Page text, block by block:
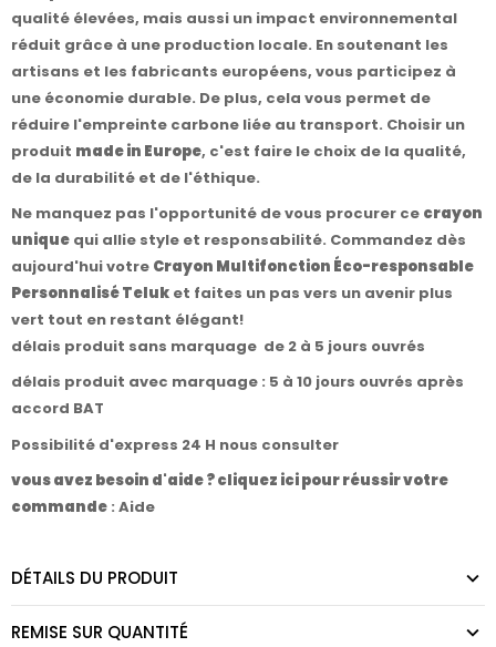
qualité élevées, mais aussi un impact environnemental
réduit grâce à une production locale. En soutenant les
artisans et les fabricants européens, vous participez à
une économie durable. De plus, cela vous permet de
réduire l'empreinte carbone liée au transport. Choisir un
produit made in Europe, c'est faire le choix de la qualité,
de la durabilité et de l'éthique.
Ne manquez pas l'opportunité de vous procurer ce crayon
unique qui allie style et responsabilité. Commandez dès
aujourd'hui votre Crayon Multifonction Éco-responsable
Personnalisé Teluk et faites un pas vers un avenir plus
vert tout en restant élégant!
délais produit sans marquage de 2 à 5 jours ouvrés
délais produit avec marquage : 5 à 10 jours ouvrés après
accord BAT
Possibilité d'express 24 H nous consulter
vous avez besoin d'aide ? cliquez ici pour réussir votre
commande : Aide
DÉTAILS DU PRODUIT
REMISE SUR QUANTITÉ